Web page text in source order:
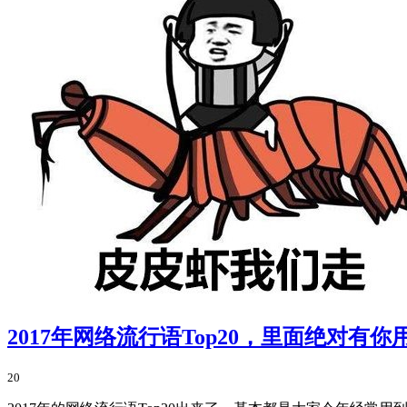
2017年网络流行语Top20，里面绝对有你
20